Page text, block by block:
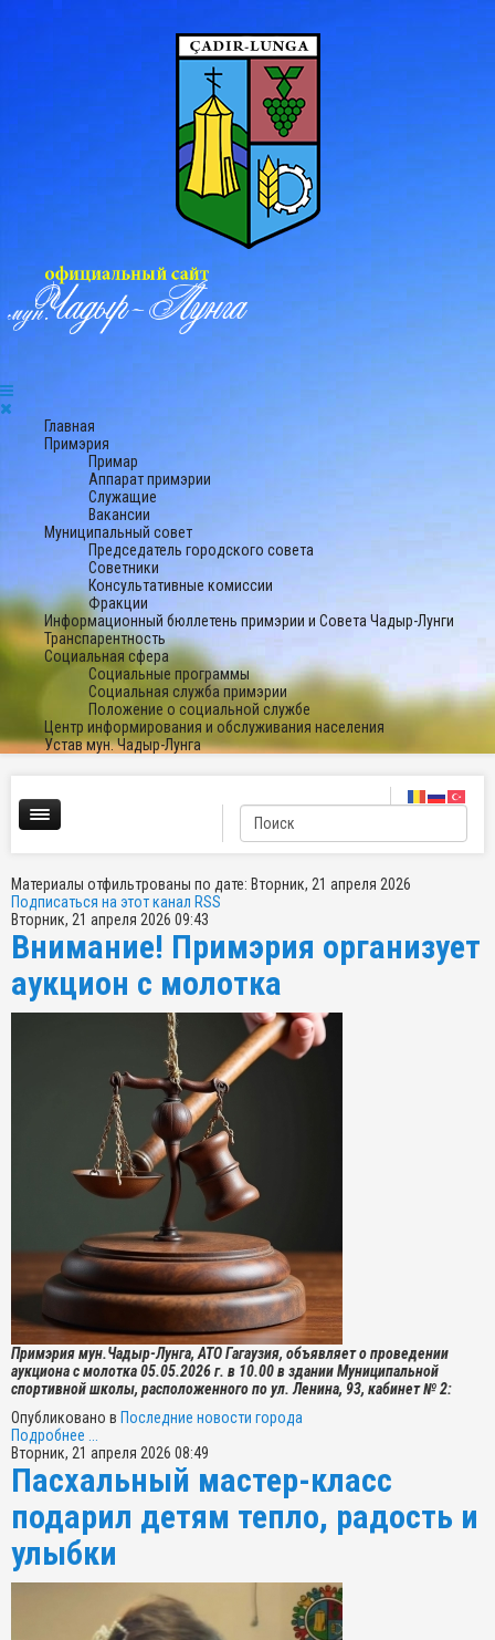
Главная
Примэрия
Примар
Аппарат примэрии
Служащие
Вакансии
Муниципальный совет
Председатель городского совета
Советники
Консультативные комиссии
Фракции
Информационный бюллетень примэрии и Совета Чадыр-Лунги
Транспарентность
Социальная сфера
Социальные программы
Социальная служба примэрии
Положение о социальной службе
Центр информирования и обслуживания населения
Устав мун. Чадыр-Лунга
Материалы отфильтрованы по дате: Вторник, 21 апреля 2026
Подписаться на этот канал RSS
Вторник, 21 апреля 2026 09:43
Внимание! Примэрия организует
аукцион с молотка
Примэрия мун.Чадыр-Лунга, АТО Гагаузия, объявляет о проведении
аукциона с молотка 05.05.2026 г. в 10.00 в здании Муниципальной
спортивной школы, расположенного по ул. Ленина, 93, кабинет № 2:
Опубликовано в Последние новости города
Подробнее ...
Вторник, 21 апреля 2026 08:49
Пасхальный мастер-класс
подарил детям тепло, радость и
улыбки